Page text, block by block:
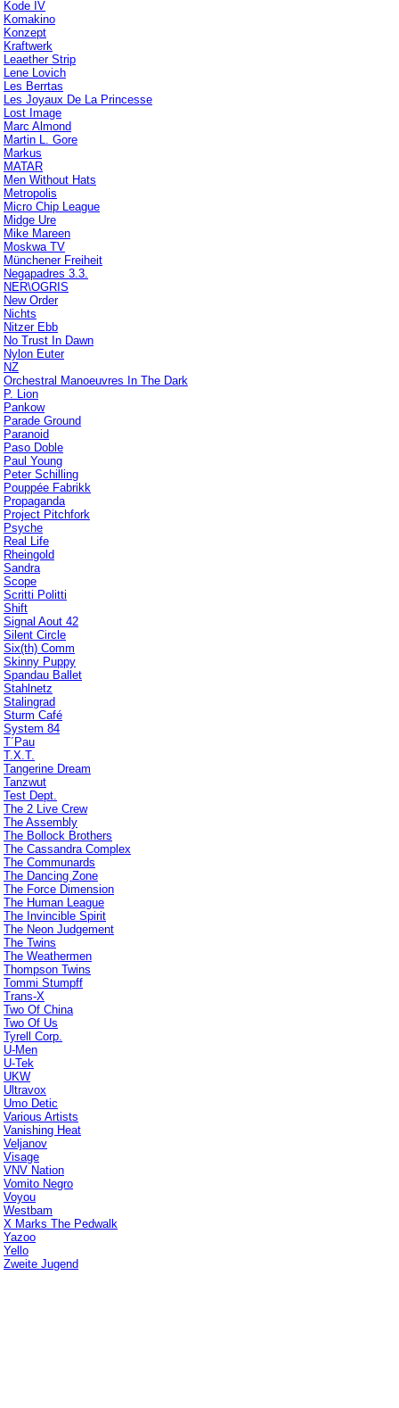
Kode IV
Komakino
Konzept
Kraftwerk
Leaether Strip
Lene Lovich
Les Berrtas
Les Joyaux De La Princesse
Lost Image
Marc Almond
Martin L. Gore
Markus
MATAR
Men Without Hats
Metropolis
Micro Chip League
Midge Ure
Mike Mareen
Moskwa TV
Münchener Freiheit
Negapadres 3.3.
NER\OGRIS
New Order
Nichts
Nitzer Ebb
No Trust In Dawn
Nylon Euter
NZ
Orchestral Manoeuvres In The Dark
P. Lion
Pankow
Parade Ground
Paranoid
Paso Doble
Paul Young
Peter Schilling
Pouppée Fabrikk
Propaganda
Project Pitchfork
Psyche
Real Life
Rheingold
Sandra
Scope
Scritti Politti
Shift
Signal Aout 42
Silent Circle
Six(th) Comm
Skinny Puppy
Spandau Ballet
Stahlnetz
Stalingrad
Sturm Café
System 84
T´Pau
T.X.T.
Tangerine Dream
Tanzwut
Test Dept.
The 2 Live Crew
The Assembly
The Bollock Brothers
The Cassandra Complex
The Communards
The Dancing Zone
The Force Dimension
The Human League
The Invincible Spirit
The Neon Judgement
The Twins
The Weathermen
Thompson Twins
Tommi Stumpff
Trans-X
Two Of China
Two Of Us
Tyrell Corp.
U-Men
U-Tek
UKW
Ultravox
Umo Detic
Various Artists
Vanishing Heat
Veljanov
Visage
VNV Nation
Vomito Negro
Voyou
Westbam
X Marks The Pedwalk
Yazoo
Yello
Zweite Jugend